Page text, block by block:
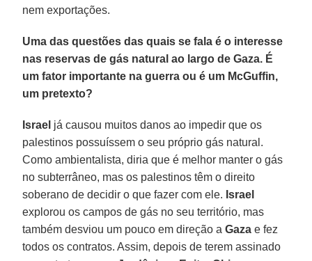
nem exportações.
Uma das questões das quais se fala é o interesse
nas reservas de gás natural ao largo de Gaza. É
um fator importante na guerra ou é um McGuffin,
um pretexto?
Israel já causou muitos danos ao impedir que os
palestinos possuíssem o seu próprio gás natural.
Como ambientalista, diria que é melhor manter o gás
no subterrâneo, mas os palestinos têm o direito
soberano de decidir o que fazer com ele. Israel
explorou os campos de gás no seu território, mas
também desviou um pouco em direção aGaza e fez
todos os contratos. Assim, depois de terem assinado